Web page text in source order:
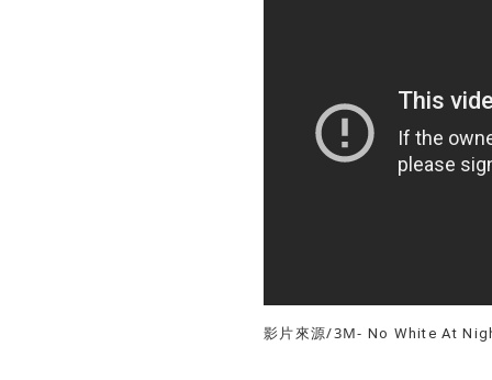
影片來源/3M- No White At